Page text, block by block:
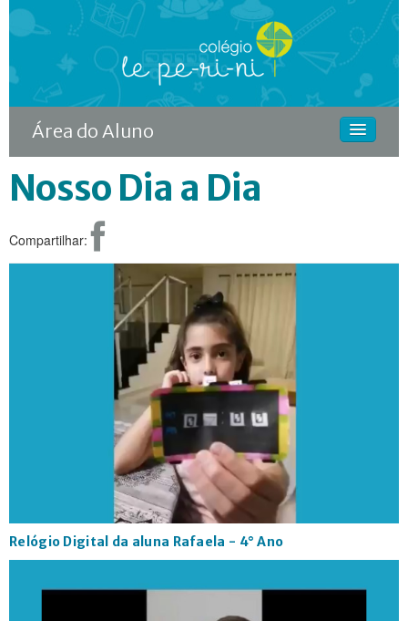
Área do Aluno
CURSOS
DIFERENCIAIS
MATRÍCULA
CONTINUIDADE RODIN
Nosso Dia a Dia
Compartilhar:
Relógio Digital da aluna Rafaela - 4° Ano